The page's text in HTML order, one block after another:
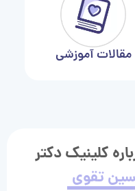
مقالات آموزشی
کلینیک دکتر
تقوی